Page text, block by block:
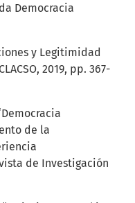
Democracia
y Legitimidad
2019, pp. 367-
de la
de Investigación